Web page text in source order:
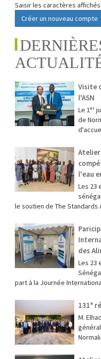
Saisir les caractères
Créer un nouveau compte
Visite
l'ASN
Le 1ᵉʳ
de
l'eau
Les 23
le soutien de The Standards
des
‎Les 23
part à la Journée
131ᵉ
M.